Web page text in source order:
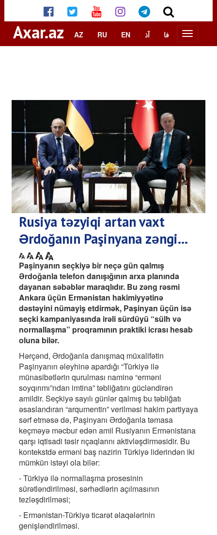
Axar.az AZ RU EN آذ فا
Rusiya təzyiqi artan vaxt
Ərdoğanın Paşinyana zəngi...
Paşinyanın seçkiyə bir neçə gün qalmış
Ərdoğanla telefon danışığının arxa planında
dayanan səbəblər maraqlıdır. Bu zəng rəsmi
Ankara üçün Ermənistan hakimiyyətinə
dəstəyini nümayiş etdirmək, Paşinyan üçün isə
seçki kampaniyasında irəli sürdüyü “sülh və
normallaşma” proqramının praktiki icrası hesab
oluna bilər.
Hərçənd, Ərdoğanla danışmaq müxalifətin
Paşinyanın əleyhinə apardığı “Türkiyə ilə
münasibətlərin qurulması naminə “erməni
soyqırımı”ndan imtina” təbliğatını gücləndirən
amildir. Seçkiyə sayılı günlər qalmış bu təbliğatı
əsaslandıran “arqumentin” verilməsi hakim partiyaya
sərf etməsə də, Paşinyanı Ərdoğanla təmasa
keçməyə məcbur edən amil Rusiyanın Ermənistana
qarşı iqtisadi təsir rıçaqlarını aktivləşdirməsidir. Bu
kontekstdə erməni baş nazirin Türkiyə liderindən iki
mümkün istəyi ola bilər:
- Türkiyə ilə normallaşma prosesinin
sürətləndirilməsi, sərhədlərin açılmasının
tezləşdirilməsi;
- Ermənistan-Türkiyə ticarət əlaqələrinin
genişləndirilməsi.